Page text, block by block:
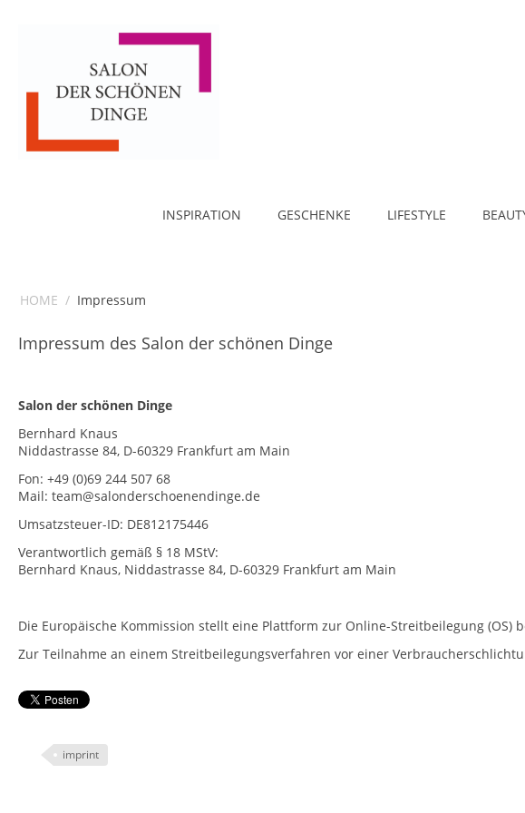
INSPIRATION GESCHENKE LIFESTYLE
HOME / Impressum
Impressum des Salon der schönen Dinge
Salon der schönen Dinge
Bernhard Knaus
Niddastrasse 84, D-60329 Frankfurt am Main
Fon: +49 (0)69 244 507 68
Mail: team@salonderschoenendinge.de
Umsatzsteuer-ID: DE812175446
Verantwortlich gemäß § 18 MStV:
Bernhard Knaus, Niddastrasse 84, D-60329 Frankfurt am Main
Die Europäische Kommission stellt eine Plattform zur Online-Streitbeilegung (OS)
Zur Teilnahme an einem Streitbeilegungsverfahren vor einer
imprint